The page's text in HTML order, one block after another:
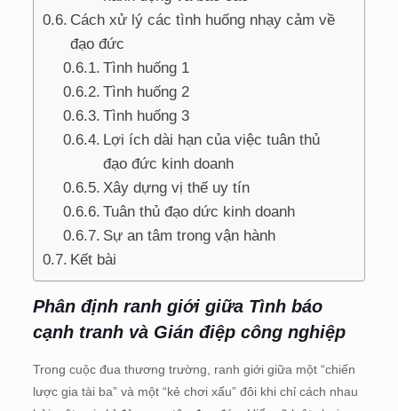
Cách xử lý các tình huống nhạy cảm về
đạo đức
Tình huống 1
Tình huống 2
Tình huống 3
Lợi ích dài hạn của việc tuân thủ
đạo đức kinh doanh
Xây dựng vị thế uy tín
Tuân thủ đạo dức kinh doanh
Sự an tâm trong vận hành
Kết bài
Phân định ranh giới giữa Tình báo
cạnh tranh và Gián điệp công nghiệp
Trong cuộc đua thương trường, ranh giới giữa một “chiến
lược gia tài ba” và một “kẻ chơi xấu” đôi khi chỉ cách nhau